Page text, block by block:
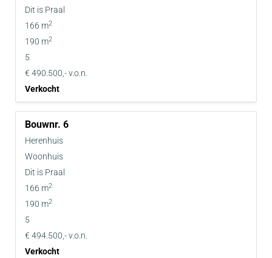
Dit is Praal
166 m2
190 m2
5
€ 490.500,- v.o.n.
Verkocht
6
Herenhuis
Woonhuis
Dit is Praal
166 m2
190 m2
5
€ 494.500,- v.o.n.
Verkocht